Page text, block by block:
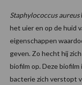
Staphylococcus aureus
het uier en op de huid
eigenschappen
geven. Zo hecht hij
biofilm op. Deze
bacterie zich verstopt